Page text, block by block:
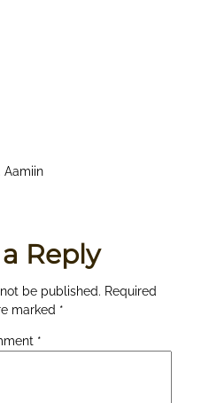
Aamiin
Reply
be published. Required
marked *
*